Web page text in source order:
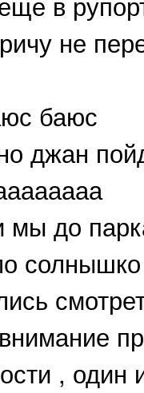
не
баюс
джан
до
, один